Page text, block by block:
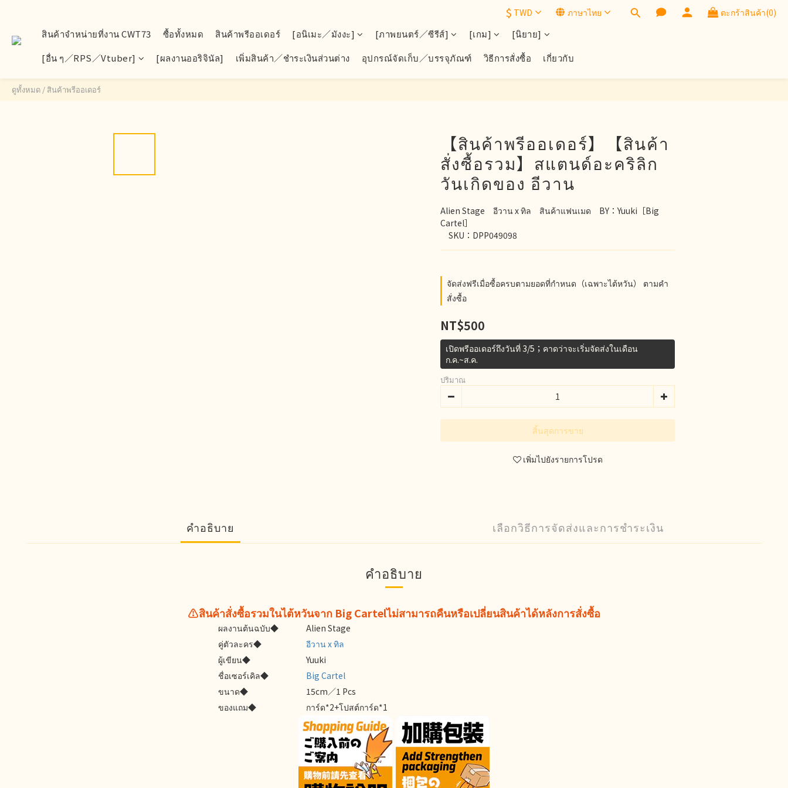
$ TWD ภาษาไทย ตะกร้าสินค้า(0)
สินค้าจำหน่ายที่งาน CWT73 ซื้อทั้งหมด สินค้าพรีออเดอร์ [อนิเมะ／มังงะ] [ภาพยนตร์／ซีรีส์] [เกม]
[นิยาย]
[อื่น ๆ／RPS／Vtuber]
[ผลงานออริจินัล] เพิ่มสินค้า／ชำระเงินส่วนต่าง อุปกรณ์จัดเก็บ／บรรจุภัณฑ์ วิธีการสั่งซื้อ เกี่ยวกับ
ดูทั้งหมด / สินค้าพรีออเดอร์
【สินค้าพรีออเดอร์】【สินค้า
สั่งซื้อรวม】สแตนด์อะคริลิก
วันเกิดของ อีวาน
Alien Stage　อีวาน x ทิล　สินค้าแฟนเมด　BY：Yuuki［Big
Cartel］
SKU：DPP049098
จัดส่งฟรีเมื่อซื้อครบตามยอดที่กำหนด（เฉพาะไต้หวัน） ตามคำ
สั่งซื้อ
NT$500
เปิดพรีออเดอร์ถึงวันที่ 3/5；คาดว่าจะเริ่มจัดส่งในเดือน
ก.ค.~ส.ค.
ปริมาณ
สิ้นสุดการขาย
เพิ่มไปยังรายการโปรด
คำอธิบาย เลือกวิธีการจัดส่งและการชำระเงิน
คำอธิบาย
⚠️สินค้าสั่งซื้อรวมในไต้หวันจาก Big Cartelไม่สามารถคืนหรือเปลี่ยนสินค้าได้หลังการสั่งซื้อ
ผลงานต้นฉบับ◆
Alien Stage
คู่ตัวละคร◆
อีวาน x ทิล
ผู้เขียน◆
Yuuki
ชื่อเซอร์เคิล◆
Big Cartel
ขนาด◆
15cm／1 Pcs
ของแถม◆
การ์ด*2+โปสต์การ์ด*1